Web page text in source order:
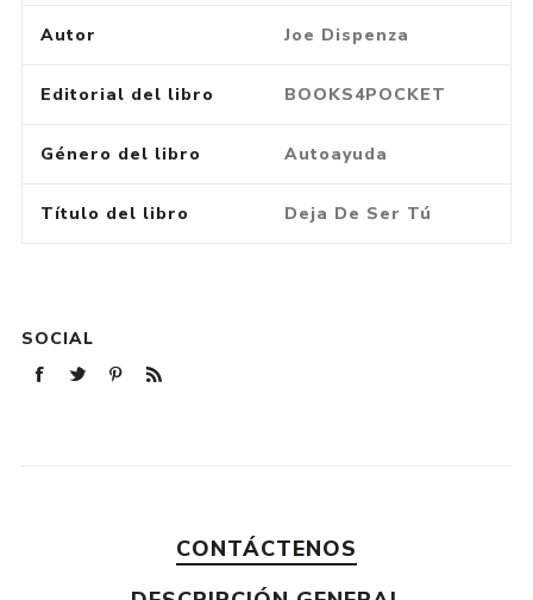
Autor Joe Dispenza
Editorial del libro BOOKS4POCKET
Género del libro Autoayuda
Título del libro Deja De Ser Tú
SOCIAL
CONTÁCTENOS